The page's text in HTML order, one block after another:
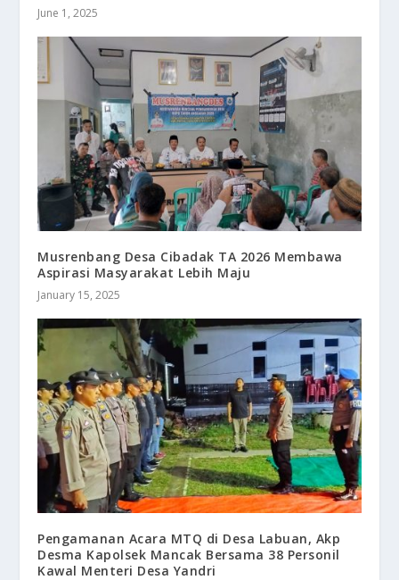
June 1, 2025
Musrenbang Desa Cibadak TA 2026 Membawa
Aspirasi Masyarakat Lebih Maju
January 15, 2025
Pengamanan Acara MTQ di Desa Labuan, Akp
Desma Kapolsek Mancak Bersama 38 Personil
Kawal Menteri Desa Yandri